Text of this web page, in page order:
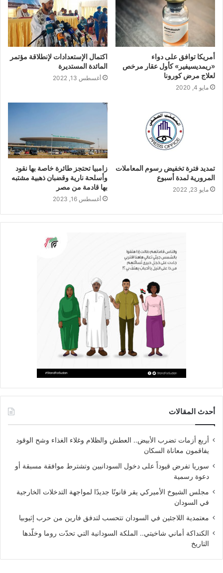
أمريكا توافق على دواء
«ريمديسيفير» كأول عقار مرخص
لعلاج مرض كورونا
مايو 4, 2020
اكتمال الإستعدادات لإنطلاقة مؤتمر
المائدة المستديرة
أغسطس 13, 2022
تمديد فترة تخفيض رسوم المعاملات
المرورية لمدة أسبوع
مايو 23, 2022
زامبيا تحتجز طائرة خاصة بها نقود
وأسلحة نارية وقضبان ذهبية مشتبه
بها قادمة من مصر
أغسطس 16, 2023
أحدث المقالات
أربع أزمات تضرب الأبيض.. العطش والظلام وغلاء الغذاء وشح الوقود
يفاقمون معاناة السكان
سوريا تفرض قيوداً على دخول السودانيين وتشترط موافقة مسبقة أو
دعوة رسمية
مجلس الشيوخ الأميركي يقر قانونًا جديدًا لمواجهة التدخلات الخارجية
في السودان
معتمدية اللاجئين في السودان تتحسب لتدفق فارين من حرب إثيوبيا
الكنداكة أماني شاخيتي.. الملكة السودانية التي تحدّت روما وخلّدها
التاريخ